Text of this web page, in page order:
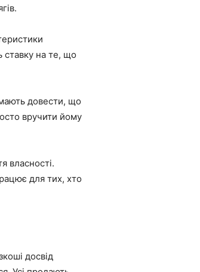
ставку на те, що
довести, що
вручити йому
власності.
для тих, хто
досвід